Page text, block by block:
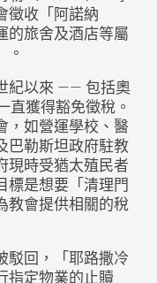
徵收「阿諾納
的旅舍及酒店等屬
。
紀以來 —— 包括奧
獲得豁免徵稅。
，如營運學校、醫
巴勒斯坦政府駐教
現時受猶太殖民者
標是想要「清理門
教會提供相關的稅
駁回，「耶路撒冷
指定物業的止贖